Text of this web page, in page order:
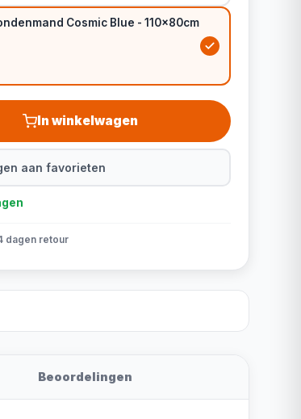
Cosmic Blue - 110x80cm
In winkelwagen
aan favorieten
dagen retour
Beoordelingen